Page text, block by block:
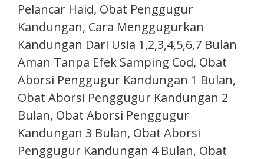
Pelancar Haid, Obat Penggugur
Kandungan, Cara Menggugurkan
Kandungan Dari Usia 1,2,3,4,5,6,7 Bulan
Aman Tanpa Efek Samping Cod, Obat
Aborsi Penggugur Kandungan 1 Bulan,
Obat Aborsi Penggugur Kandungan 2
Bulan, Obat Aborsi Penggugur
Kandungan 3 Bulan, Obat Aborsi
Penggugur Kandungan 4 Bulan, Obat